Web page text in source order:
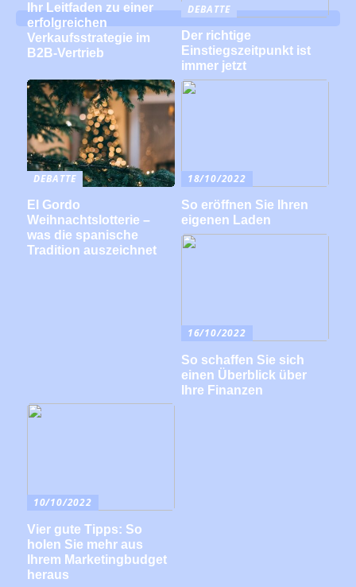
Ihr Leitfaden zu einer
erfolgreichen
Verkaufsstrategie im
B2B-Vertrieb
DEBATTE
Der richtige
Einstiegszeitpunkt ist
immer jetzt
DEBATTE
El Gordo
Weihnachtslotterie –
was die spanische
Tradition auszeichnet
18/10/2022
So eröffnen Sie Ihren
eigenen Laden
16/10/2022
So schaffen Sie sich
einen Überblick über
Ihre Finanzen
10/10/2022
Vier gute Tipps: So
holen Sie mehr aus
Ihrem Marketingbudget
heraus